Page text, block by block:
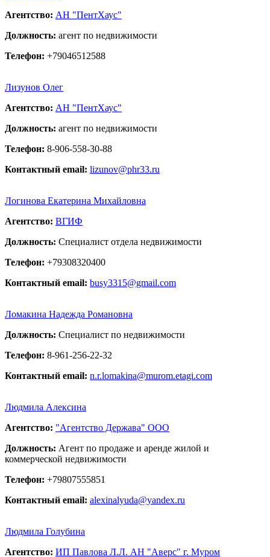
Агентство: АН "ПентХаус"
Должность: агент по недвижимости
Телефон: +79046512588
Лизунов Олег
Агентство: АН "ПентХаус"
Должность: агент по недвижимости
Телефон: 8-906-558-30-88
Контактный email: lizunov@phr33.ru
Логинова Екатерина Михайловна
Агентство: ВГИФ
Должность: Специалист отдела недвижимости
Телефон: +79308320400
Контактный email: busy3315@gmail.com
Ломакина Надежда Романовна
Должность: Специалист по недвижимости
Телефон: 8-961-256-22-32
Контактный email: n.r.lomakina@murom.etagi.com
Людмила Алексина
Агентство: "Агентство Держава" ООО
Должность: Агент по продаже и аренде жилой и
коммерческой недвижимости
Телефон: +79807555851
Контактный email: alexinalyuda@yandex.ru
Людмила Голубина
Агентство: ИП Павлова Л.Л. АН "Аверс" г. Муром